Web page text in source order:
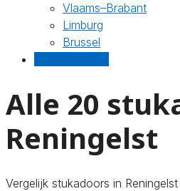
Vlaams–Brabant
Limburg
Brussel
Alle 20
Reningelst
Vergelijk stukadoors in